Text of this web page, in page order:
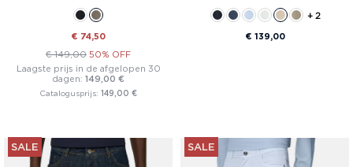
€ 74,50
€ 149,00 50% OFF
Laagste prijs in de afgelopen 30
dagen: 149,00 €
Catalogusprijs: 149,00 €
+ 2
€ 139,00
SALE SALE